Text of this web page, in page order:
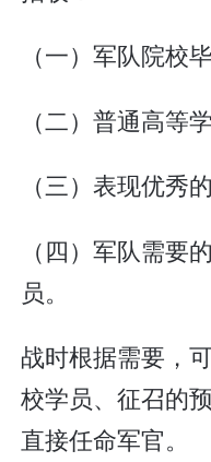
（一）军队院校
（二）普通高等
（三）表现优秀
（四）军队需要
员。
战时根据需要，
校学员、征召的
直接任命军官。